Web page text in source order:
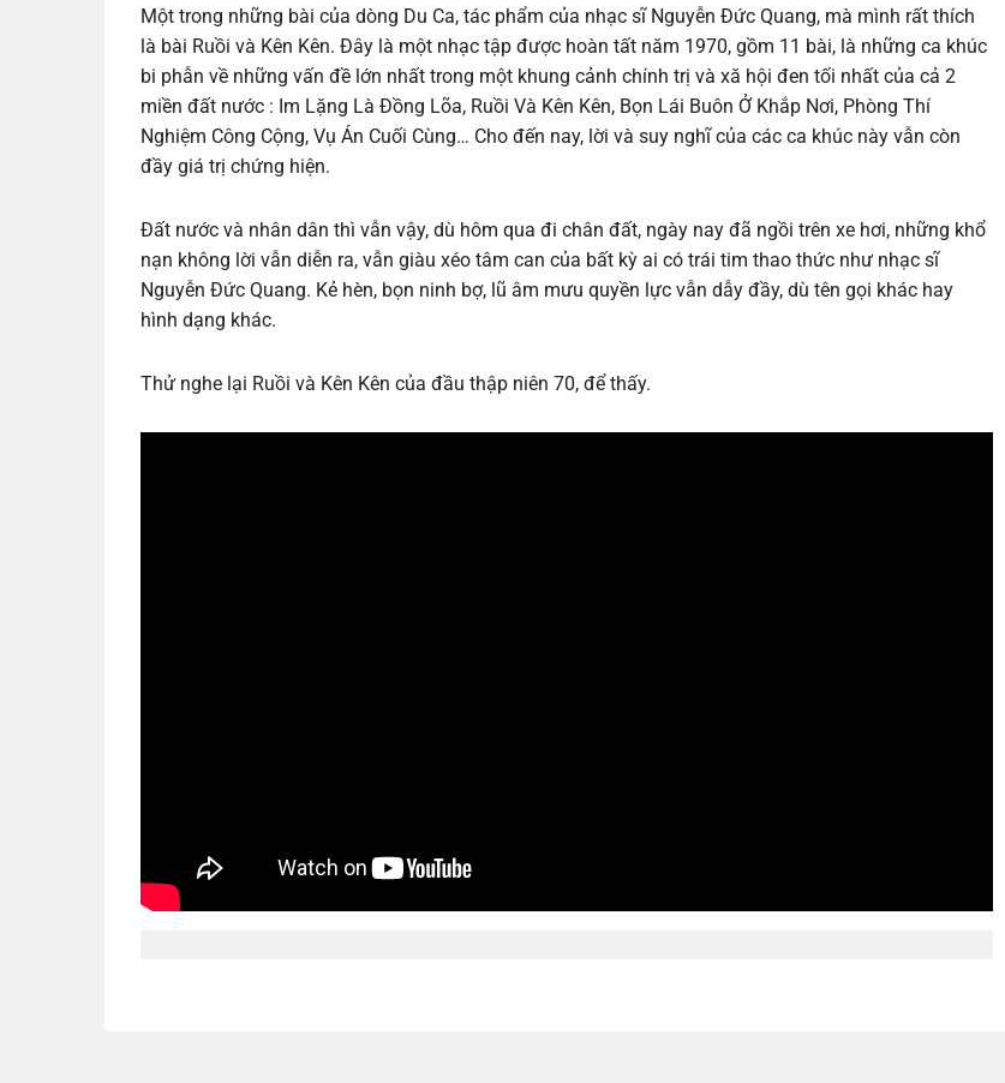
Một trong những bài của dòng Du Ca, tác phẩm của nhạc sĩ Nguyễn Đức Quang, mà mình rất thích
là bài Ruồi và Kên Kên. Đây là một nhạc tập được hoàn tất năm 1970, gồm 11 bài, là những ca khúc
bi phẫn về những vấn đề lớn nhất trong một khung cảnh chính trị và xă hội đen tối nhất của cả 2
miền đất nước : Im Lặng Là Ðồng Lõa, Ruồi Và Kên Kên, Bọn Lái Buôn Ở Khắp Nơi, Phòng Thí
Nghiệm Công Cộng, Vụ Án Cuối Cùng… Cho đến nay, lời và suy nghĩ của các ca khúc này vẫn còn
đầy giá trị chứng hiện.
Đất nước và nhân dân thì vẫn vậy, dù hôm qua đi chân đất, ngày nay đã ngồi trên xe hơi, những khổ
nạn không lời vẫn diễn ra, vẫn giàu xéo tâm can của bất kỳ ai có trái tim thao thức như nhạc sĩ
Nguyễn Đức Quang. Kẻ hèn, bọn ninh bợ, lũ âm mưu quyền lực vẫn dẫy đầy, dù tên gọi khác hay
hình dạng khác.
Thử nghe lại Ruồi và Kên Kên của đầu thập niên 70, để thấy.